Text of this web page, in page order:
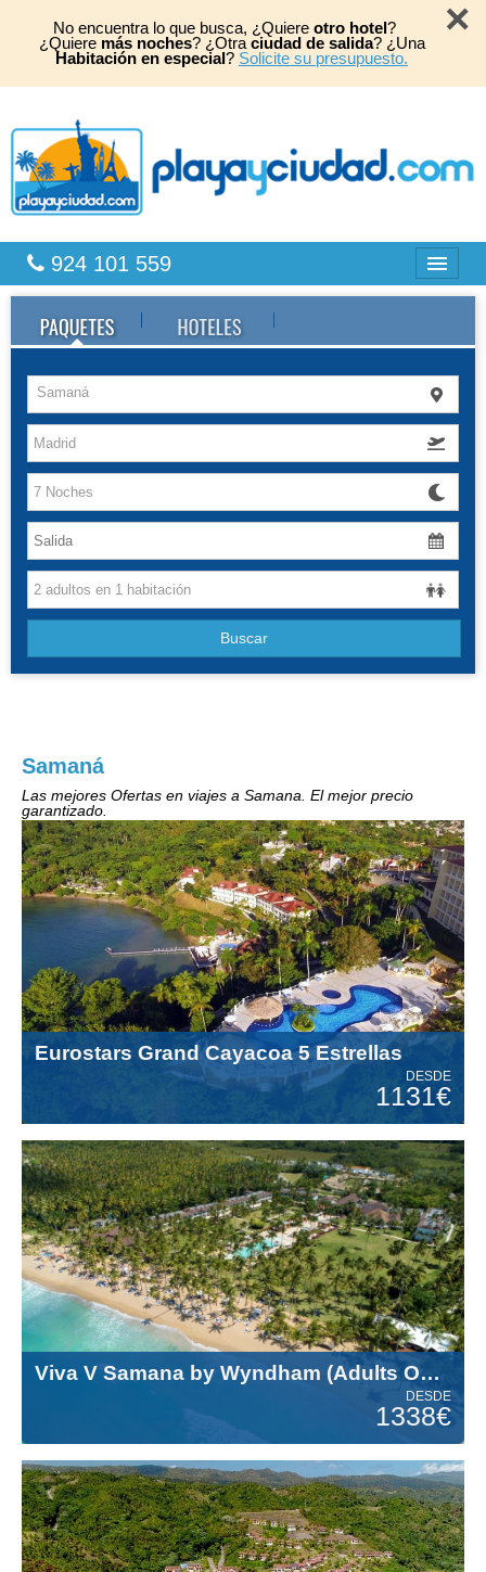
×
No encuentra lo que busca, ¿Quiere otro hotel?
¿Quiere más noches? ¿Otra ciudad de salida? ¿Una
Habitación en especial? Solicite su presupuesto.
924 101 559
Bahia Principe
Caribe
Playas África
TOP 2026
Canarias
Baleares
Grandes Viajes
Hoteles
Samaná
Buscar
Samaná
Las mejores Ofertas en viajes a Samana. El mejor precio
garantizado.
Eurostars Grand Cayacoa 5 Estrellas
DESDE
1131€
Viva V Samana by Wyndham (Adults Only +18) 5 Estrellas
DESDE
1338€